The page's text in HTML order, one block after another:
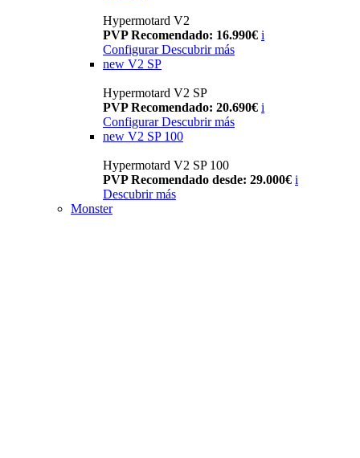
Hypermotard V2
PVP Recomendado: 16.990€ i
Configurar Descubrir más
new V2 SP
Hypermotard V2 SP
PVP Recomendado: 20.690€ i
Configurar Descubrir más
new V2 SP 100
Hypermotard V2 SP 100
PVP Recomendado desde: 29.000€ i
Descubrir más
Monster